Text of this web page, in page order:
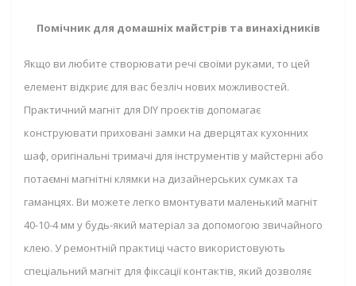
Помічник для домашніх майстрів та винахідників
Якщо ви любите створювати речі своїми руками, то цей
елемент відкриє для вас безліч нових можливостей.
Практичний магніт для DIY проєктів допомагає
конструювати приховані замки на дверцятах кухонних
шаф, оригінальні тримачі для інструментів у майстерні або
потаємні магнітні клямки на дизайнерських сумках та
гаманцях. Ви можете легко вмонтувати маленький магніт
40-10-4 мм у будь-який матеріал за допомогою звичайного
клею. У ремонтній практиці часто використовують
спеціальний магніт для фіксації контактів, який дозволяє